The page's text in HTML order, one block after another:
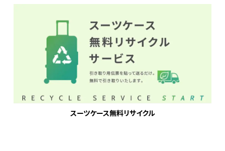
スーツケース無料リサイクル